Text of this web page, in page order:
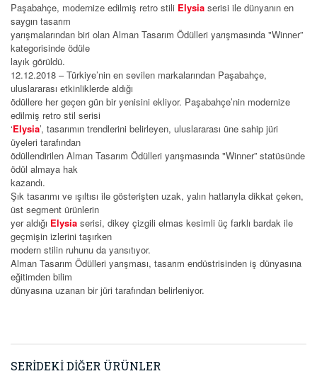
Paşabahçe, modernize edilmiş retro stili Elysia serisi ile dünyanın en
saygın tasarım
yarışmalarından biri olan Alman Tasarım Ödülleri yarışmasında "Winner”
kategorisinde ödüle
layık görüldü.
12.12.2018 – Türkiye’nin en sevilen markalarından Paşabahçe,
uluslararası etkinliklerde aldığı
ödüllere her geçen gün bir yenisini ekliyor. Paşabahçe’nin modernize
edilmiş retro stil serisi
‘Elysia’, tasarımın trendlerini belirleyen, uluslararası üne sahip jüri
üyeleri tarafından
ödüllendirilen Alman Tasarım Ödülleri yarışmasında "Winner” statüsünde
ödül almaya hak
kazandı.
Şık tasarımı ve ışıltısı ile gösterişten uzak, yalın hatlarıyla dikkat çeken,
üst segment ürünlerin
yer aldığı Elysia serisi, dikey çizgili elmas kesimli üç farklı bardak ile
geçmişin izlerini taşırken
modern stilin ruhunu da yansıtıyor.
Alman Tasarım Ödülleri yarışması, tasarım endüstrisinden iş dünyasına
eğitimden bilim
dünyasına uzanan bir jüri tarafından belirleniyor.
SERİDEKİ DİĞER ÜRÜNLER